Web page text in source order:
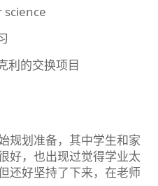
science
利的交换项目
规划准备，其中学生和家
好，也出现过觉得学业太
还好坚持了下来，在老师